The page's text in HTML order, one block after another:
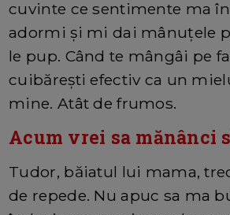
cuvinte ce sentimente ma
adormi și mi dai mânuțele
le pup. Când te mângâi pe
cuibărești efectiv ca un
mine. Atât de frumos.
Acum vrei sa mănânci
Tudor, băiatul lui mama,
de repede. Nu apuc sa ma